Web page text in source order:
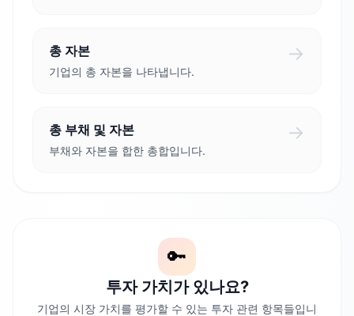
총 자본
기업의 총 자본을 나타냅니다.
→
총 부채 및 자본
부채와 자본을 합한 총합입니다.
→
🔑
투자 가치가 있나요?
기업의 시장 가치를 평가할 수 있는 투자 관련 항목들입니